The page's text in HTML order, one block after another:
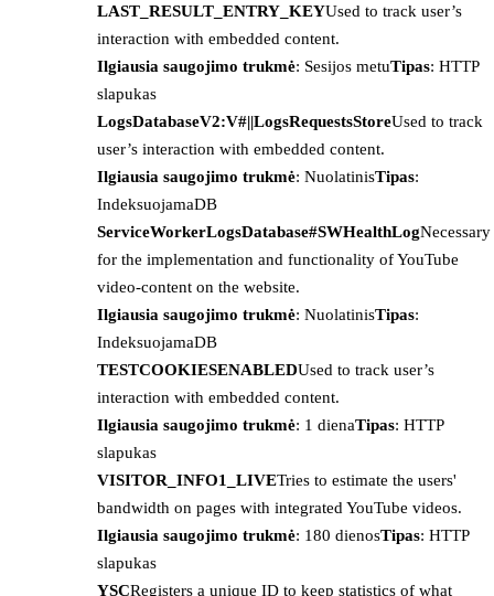
LAST_RESULT_ENTRY_KEYUsed to track user’s
interaction with embedded content.
Ilgiausia saugojimo trukmė: Sesijos metuTipas: HTTP
slapukas
LogsDatabaseV2:V#||LogsRequestsStoreUsed to track
user’s interaction with embedded content.
Ilgiausia saugojimo trukmė: NuolatinisTipas:
IndeksuojamaDB
ServiceWorkerLogsDatabase#SWHealthLogNecessary
for the implementation and functionality of YouTube
video-content on the website.
Ilgiausia saugojimo trukmė: NuolatinisTipas:
IndeksuojamaDB
TESTCOOKIESENABLEDUsed to track user’s
interaction with embedded content.
Ilgiausia saugojimo trukmė: 1 dienaTipas: HTTP
slapukas
VISITOR_INFO1_LIVETries to estimate the users'
bandwidth on pages with integrated YouTube videos.
Ilgiausia saugojimo trukmė: 180 dienosTipas: HTTP
slapukas
YSCRegisters a unique ID to keep statistics of what